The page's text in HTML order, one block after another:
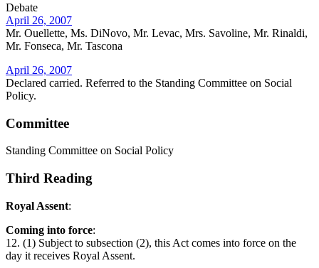
Debate
April 26, 2007
Mr. Ouellette, Ms. DiNovo, Mr. Levac, Mrs. Savoline, Mr. Rinaldi,
Mr. Fonseca, Mr. Tascona
April 26, 2007
Declared carried. Referred to the Standing Committee on Social
Policy.
Committee
Standing Committee on Social Policy
Third Reading
Royal Assent:
Coming into force:
12. (1) Subject to subsection (2), this Act comes into force on the
day it receives Royal Assent.